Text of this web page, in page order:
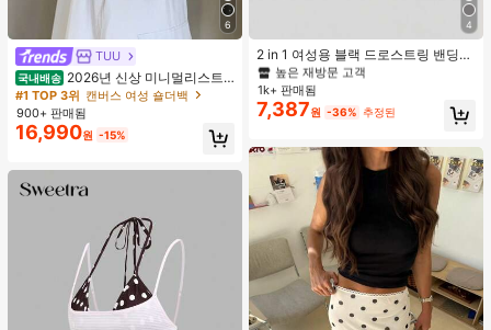
6
TUU
국내배송 2026년 신상 미니멀리스트
도트 캔버스 토트백, 대용량 캐주얼 다
용도 통근 숄더 핸드백
#1 TOP 3위 캔버스 여성 숄더백
900+ 판매됨
16,990원 -15%
4
2 in 1 여성용 블랙 드로스트링 밴딩
허리 곡선 밑단 캐주얼 러닝 트레이닝
운동 반바지
#1 TOP 3위 여성 액티브 바텀
높은 재방문 고객
#1 TOP 3위 여성 액티브 바텀
높은 재방문 고객
#1 TOP 3위
높은 재방문 고객
1k+ 판매됨
7,387원 -36% 추정된